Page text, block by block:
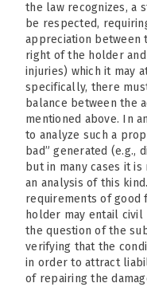
the law recognizes, a
be respected,
appreciation between
right of the holder
injuries) which it may
specifically, there
balance between the
mentioned above. In
to analyze such a
bad” generated (e.g.,
but in many cases it
an analysis of this
requirements of good
holder may entail civil
the question of the
verifying that the
in order to attract
of repairing the